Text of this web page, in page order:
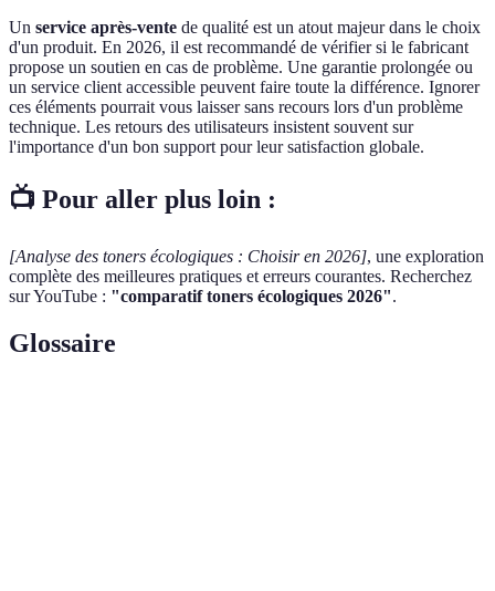
Un service après-vente de qualité est un atout majeur dans le choix
d'un produit. En 2026, il est recommandé de vérifier si le fabricant
propose un soutien en cas de problème. Une garantie prolongée ou
un service client accessible peuvent faire toute la différence. Ignorer
ces éléments pourrait vous laisser sans recours lors d'un problème
technique. Les retours des utilisateurs insistent souvent sur
l'importance d'un bon support pour leur satisfaction globale.
📺 Pour aller plus loin :
[Analyse des toners écologiques : Choisir en 2026], une exploration
complète des meilleures pratiques et erreurs courantes. Recherchez
sur YouTube : "comparatif toners écologiques 2026".
Glossaire